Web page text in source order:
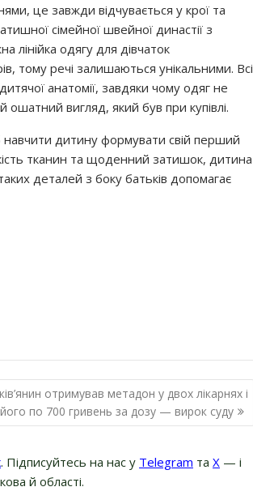
це завжди відчувається у крої та
сімейної швейної династії з
лінійка одягу для дівчаток
тому речі залишаються унікальними. Всі
анатомії, завдяки чому одяг не
ошатний вигляд, який був при купівлі.
дитину формувати свій перший
тканин та щоденний затишок, дитина
деталей з боку батьків допомагає
отримував метадон у двох лікарнях і
по 700 гривень за дозу — вирок суду
. Підписуйтесь на нас у Telegram та Х — і
й області.